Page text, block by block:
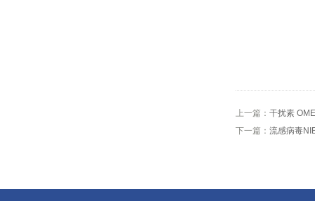
上一篇： 干扰素
下一篇： 流感病毒